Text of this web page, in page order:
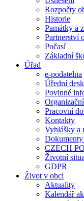
Rozpočty
Historie
Památky a
Partnerství
Počasí
Základní
Úřad
e-podatelna
Úřední
Povinné
Pracovní
Kontakty
Vyhlášky a
Dokumenty
CZECH
Životní
GDPR
Život v obci
Aktuality
Kalendář